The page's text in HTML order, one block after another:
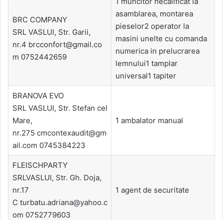
BRC COMPANY
SRL VASLUI, Str. Garii,
nr.4 brcconfort@gmail.co
m 0752442659
asamblarea, montarea
pieselor2 operator la
masini unelte cu comanda
numerica in prelucrarea
lemnului1 tamplar
universal1 tapiter
BRANOVA EVO
SRL VASLUI, Str. Stefan cel
Mare,
nr.275 cmcontexaudit@gm
ail.com 0745384223
1 ambalator manual
FLEISCHPARTY
SRLVASLUI, Str. Gh. Doja,
nr.17
C turbatu.adriana@yahoo.c
om 0752779603
1 agent de securitate